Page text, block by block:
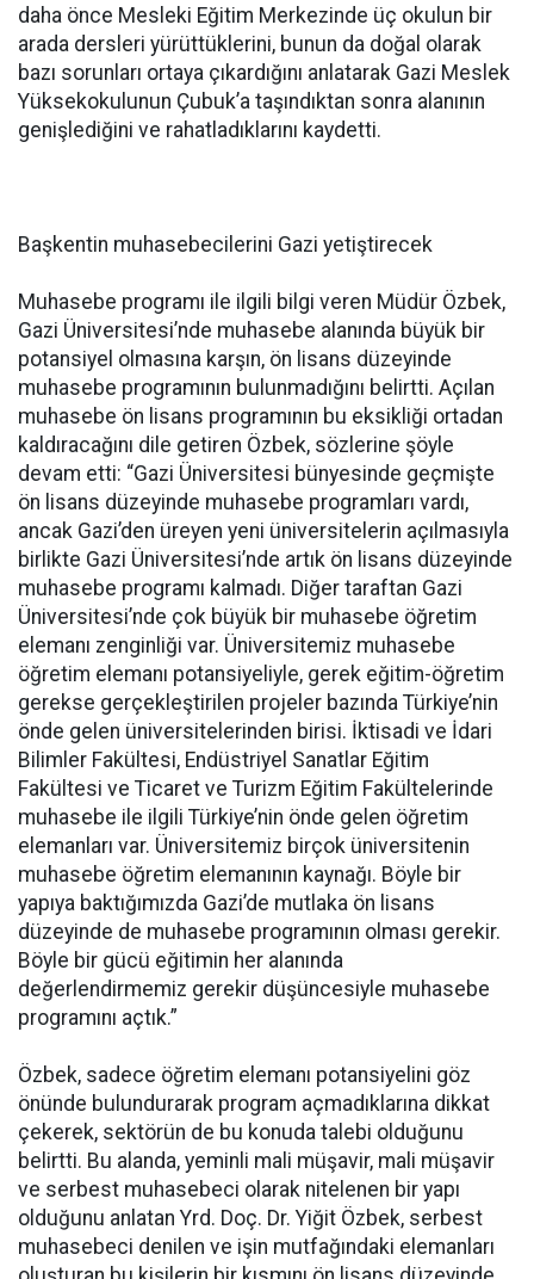
daha önce Mesleki Eğitim Merkezinde üç okulun bir
arada dersleri yürüttüklerini, bunun da doğal olarak
bazı sorunları ortaya çıkardığını anlatarak Gazi Meslek
Yüksekokulunun Çubuk’a taşındıktan sonra alanının
genişlediğini ve rahatladıklarını kaydetti.
Başkentin muhasebecilerini Gazi yetiştirecek
Muhasebe programı ile ilgili bilgi veren Müdür Özbek,
Gazi Üniversitesi’nde muhasebe alanında büyük bir
potansiyel olmasına karşın, ön lisans düzeyinde
muhasebe programının bulunmadığını belirtti. Açılan
muhasebe ön lisans programının bu eksikliği ortadan
kaldıracağını dile getiren Özbek, sözlerine şöyle
devam etti: “Gazi Üniversitesi bünyesinde geçmişte
ön lisans düzeyinde muhasebe programları vardı,
ancak Gazi’den üreyen yeni üniversitelerin açılmasıyla
birlikte Gazi Üniversitesi’nde artık ön lisans düzeyinde
muhasebe programı kalmadı. Diğer taraftan Gazi
Üniversitesi’nde çok büyük bir muhasebe öğretim
elemanı zenginliği var. Üniversitemiz muhasebe
öğretim elemanı potansiyeliyle, gerek eğitim-öğretim
gerekse gerçekleştirilen projeler bazında Türkiye’nin
önde gelen üniversitelerinden birisi. İktisadi ve İdari
Bilimler Fakültesi, Endüstriyel Sanatlar Eğitim
Fakültesi ve Ticaret ve Turizm Eğitim Fakültelerinde
muhasebe ile ilgili Türkiye’nin önde gelen öğretim
elemanları var. Üniversitemiz birçok üniversitenin
muhasebe öğretim elemanının kaynağı. Böyle bir
yapıya baktığımızda Gazi’de mutlaka ön lisans
düzeyinde de muhasebe programının olması gerekir.
Böyle bir gücü eğitimin her alanında
değerlendirmemiz gerekir düşüncesiyle muhasebe
programını açtık.”
Özbek, sadece öğretim elemanı potansiyelini göz
önünde bulundurarak program açmadıklarına dikkat
çekerek, sektörün de bu konuda talebi olduğunu
belirtti. Bu alanda, yeminli mali müşavir, mali müşavir
ve serbest muhasebeci olarak nitelenen bir yapı
olduğunu anlatan Yrd. Doç. Dr. Yiğit Özbek, serbest
muhasebeci denilen ve işin mutfağındaki elemanları